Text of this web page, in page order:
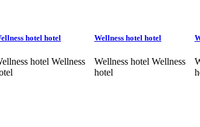
hotel hotel
hotel Wellness
Wellness hotel hotel
Wellness hotel Wellness
hotel